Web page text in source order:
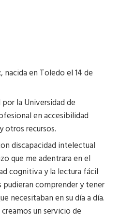
, nacida en Toledo el 14 de
la Universidad de
en accesibilidad
otros recursos.
discapacidad intelectual
que me adentrara en el
cognitiva y la lectura fácil
pudieran comprender y tener
necesitaban en su día a día.
un servicio de